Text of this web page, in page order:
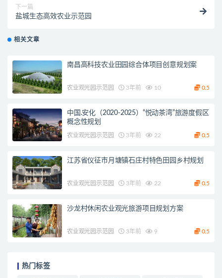
下一篇
盐城生态高效农业示范园
相关文章
南昌高科技农业田园综合体项目创意规划案
农业观光园示范园 3年前 10 0.5
中国.安化（2020-2025）“悦动茶湾”旅游度假区
概念性规划
农业观光园示范园 3年前 22 0.5
江苏省仪征市月塘镇石庄村特色田园乡村规划
农业观光园示范园 3年前 22 0.5
沙龙村休闲农业观光旅游项目规划方案
农业观光园示范园 3年前 9 0.5
热门标签